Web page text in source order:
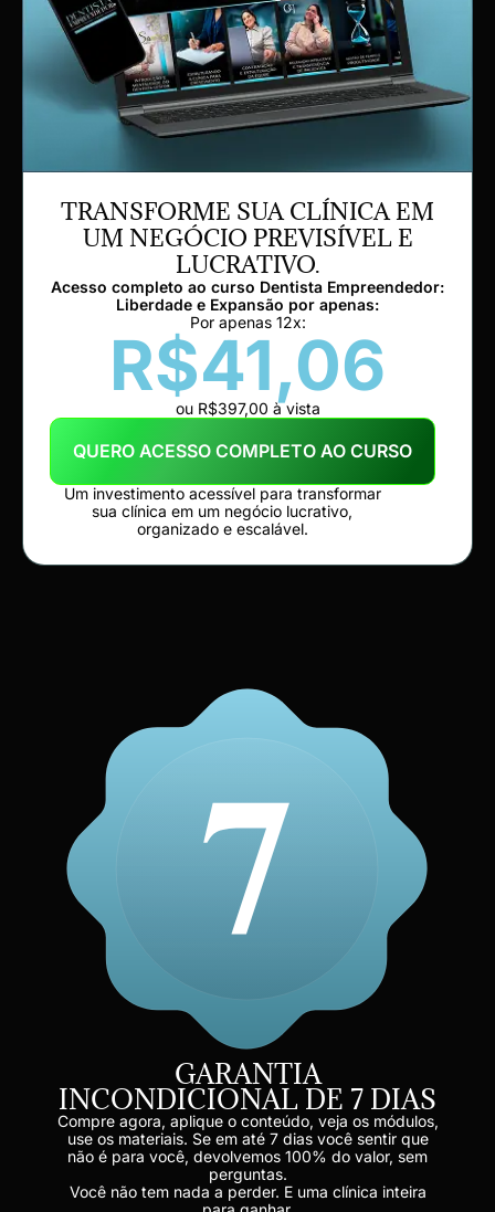
TRANSFORME SUA CLÍNICA EM
UM NEGÓCIO PREVISÍVEL E
LUCRATIVO.
Acesso completo ao curso Dentista Empreendedor:
Liberdade e Expansão por apenas:
Por apenas 12x:
R$41,06
ou R$397,00 à vista
QUERO ACESSO COMPLETO AO CURSO
Um investimento acessível para transformar
sua clínica em um negócio lucrativo,
organizado e escalável.
GARANTIA
INCONDICIONAL DE 7 DIAS
Compre agora, aplique o conteúdo, veja os módulos,
use os materiais. Se em até 7 dias você sentir que
não é para você, devolvemos 100% do valor, sem
perguntas.
Você não tem nada a perder. E uma clínica inteira